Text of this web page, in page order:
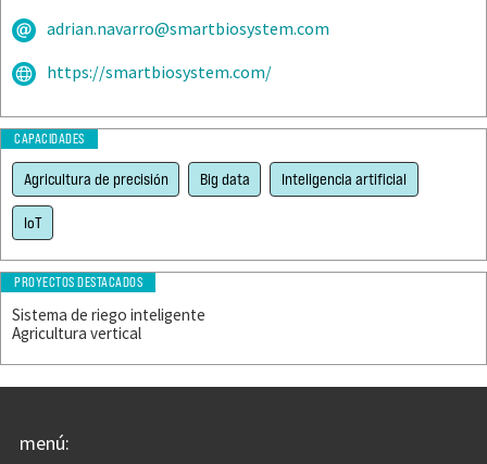
adrian.navarro@smartbiosystem.com
https://smartbiosystem.com/
Agricultura de precisión Big data Inteligencia artificial
IoT
CAPACIDADES
Sistema de riego inteligente
Agricultura vertical
PROYECTOS DESTACADOS
menú: